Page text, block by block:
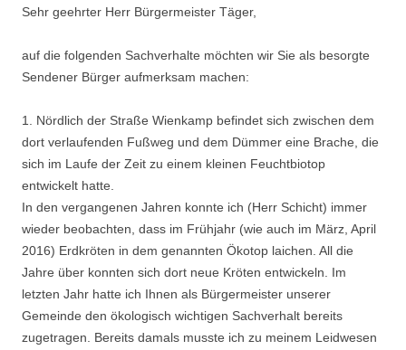
Sehr geehrter Herr Bürgermeister Täger,
auf die folgenden Sachverhalte möchten wir Sie als besorgte
Sendener Bürger aufmerksam machen:
1. Nördlich der Straße Wienkamp befindet sich zwischen dem
dort verlaufenden Fußweg und dem Dümmer eine Brache, die
sich im Laufe der Zeit zu einem kleinen Feuchtbiotop
entwickelt hatte.
In den vergangenen Jahren konnte ich (Herr Schicht) immer
wieder beobachten, dass im Frühjahr (wie auch im März, April
2016) Erdkröten in dem genannten Ökotop laichen. All die
Jahre über konnten sich dort neue Kröten entwickeln. Im
letzten Jahr hatte ich Ihnen als Bürgermeister unserer
Gemeinde den ökologisch wichtigen Sachverhalt bereits
zugetragen. Bereits damals musste ich zu meinem Leidwesen